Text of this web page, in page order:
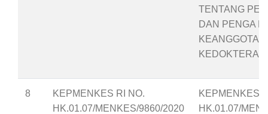
TENTANG
DAN PENGA
8
KEPMENKES RI NO.
HK.01.07/MENKES/9860/2020
KEPMENKES
HK.01.07/